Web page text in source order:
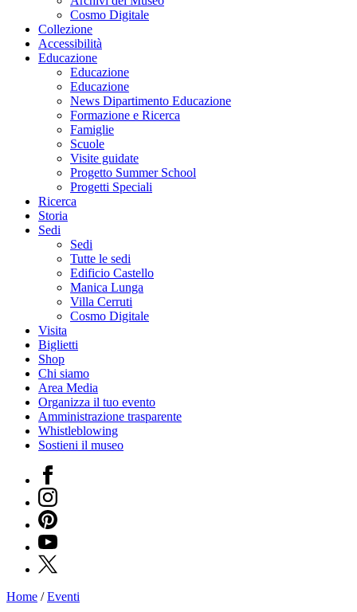
Cosmo Digitale
Collezione
Accessibilità
Educazione
Educazione
Educazione
News Dipartimento Educazione
Formazione e Ricerca
Famiglie
Scuole
Visite guidate
Progetto Summer School
Progetti Speciali
Ricerca
Storia
Sedi
Sedi
Tutte le sedi
Edificio Castello
Manica Lunga
Villa Cerruti
Cosmo Digitale
Visita
Biglietti
Shop
Chi siamo
Area Media
Organizza il tuo evento
Amministrazione trasparente
Whistleblowing
Sostieni il museo
Facebook
Instagram
Pinterest
YouTube
X
Home /Eventi